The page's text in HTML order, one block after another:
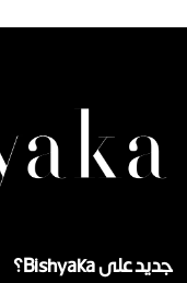
جديد على Bishyaka؟